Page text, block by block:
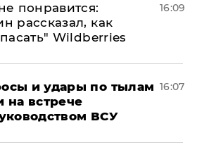
понравится:
рассказал, как
Wildberries
16:09
и удары по тылам
встрече
ВСУ
16:07